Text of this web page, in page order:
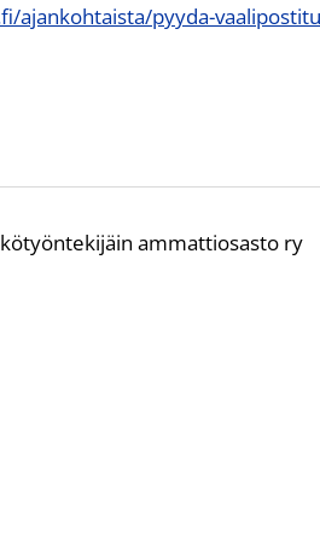
ajankohtaista/pyyda-
ammattiosasto ry